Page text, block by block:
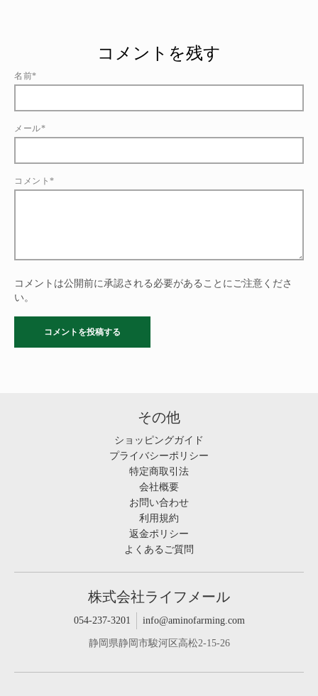
コメントを残す
名前*
メール*
コメント*
コメントは公開前に承認される必要があることにご注意くださ
い。
その他
ショッピングガイド
プライバシーポリシー
特定商取引法
会社概要
お問い合わせ
利用規約
返金ポリシー
よくあるご質問
株式会社ライフメール
054-237-3201 info@aminofarming.com
静岡県静岡市駿河区高松2-15-26